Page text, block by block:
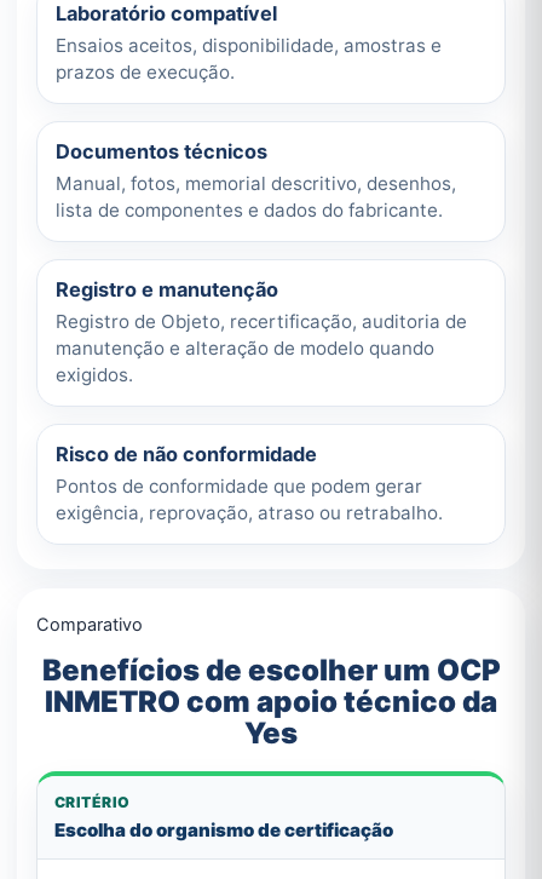
Laboratório compatível
Ensaios aceitos, disponibilidade, amostras e
prazos de execução.
Documentos técnicos
Manual, fotos, memorial descritivo, desenhos,
lista de componentes e dados do fabricante.
Registro e manutenção
Registro de Objeto, recertificação, auditoria de
manutenção e alteração de modelo quando
exigidos.
Risco de não conformidade
Pontos de conformidade que podem gerar
exigência, reprovação, atraso ou retrabalho.
Comparativo
Benefícios de escolher um OCP
INMETRO com apoio técnico da
Yes
Escolha do organismo de certificação